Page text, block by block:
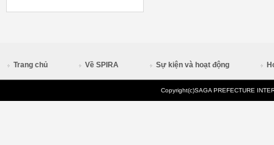
Trang chủ Về SPIRA Sự kiện và hoạt động
Copyright(c)SAGA PREFECTURE